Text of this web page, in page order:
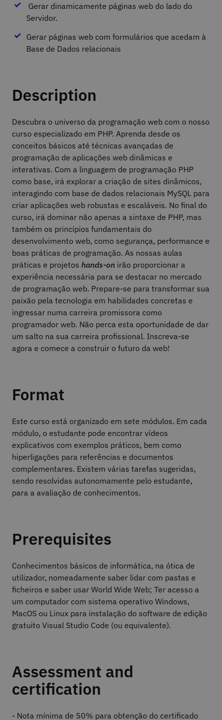
Gerar dinamicamente páginas web do lado do
Servidor.
Gerar páginas web com formulários que acedam à
Base de Dados relacionais
Description
Descubra o universo da programação web com o nosso
curso especializado em PHP. Aprenda desde os
conceitos básicos até técnicas avançadas de
programação de aplicações web dinâmicas e
interativas. Com a linguagem de programação PHP
como base, irá explorar a criação de sites dinâmicos,
interagindo com base de dados relacionais MySQL para
criar aplicações web robustas e escaláveis. No final do
curso, irá dominar não apenas a sintaxe de PHP, mas
também os princípios fundamentais do
desenvolvimento web, como segurança, performance e
boas práticas de programação. As nossas aulas
práticas e projetos hands-on irão proporcionar a
experiência necessária para se destacar no mercado
de programação web. Prepare-se para transformar sua
paixão pela tecnologia em habilidades concretas e
ingressar numa carreira promissora como
programador web. Não perca esta oportunidade de dar
um salto na sua carreira profissional. Inscreva-se
agora e comece a construir o futuro da web!
Format
Este curso está organizado em sete módulos. Em cada
módulo, o estudante pode encontrar vídeos
explicativos com exemplos práticos, bem como
hiperligações para referências e documentos
complementares. Existem várias tarefas sugeridas,
sendo resolvidas autonomamente pelo estudante,
para a avaliação de conhecimentos.
Prerequisites
Conhecimentos básicos de informática, na ótica de
utilizador, nomeadamente saber lidar com pastas e
ficheiros e saber usar World Wide Web; Ter acesso a
um computador com sistema operativo Windows,
MacOS ou Linux para instalação do software de edição
gratuito Visual Studio Code (ou equivalente).
Assessment and
certification
- Nota mínima de 50% para obtenção do certificado